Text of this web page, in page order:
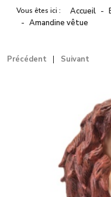
Vous êtes ici : Accueil
Amandine vêtue
Précédent Suivant